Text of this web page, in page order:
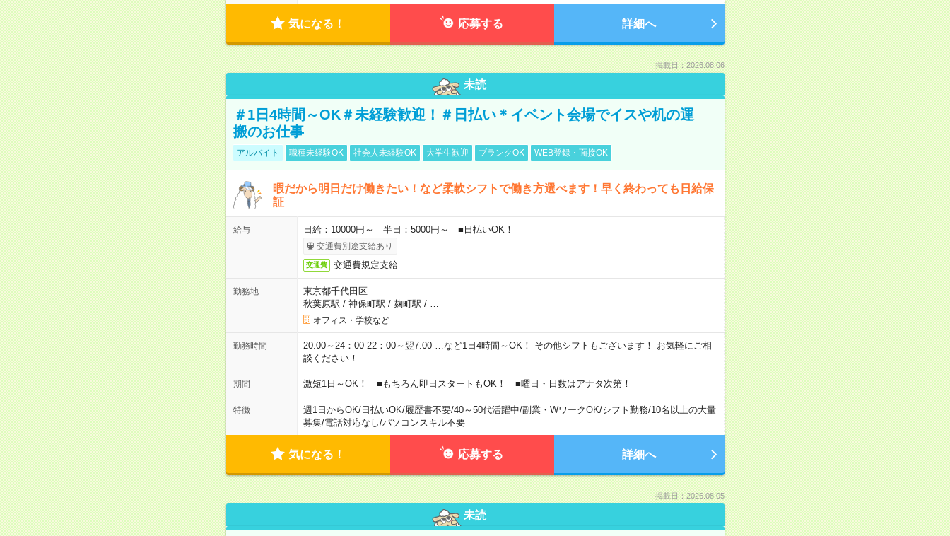
気になる！ 応募する 詳細へ
掲載日：2026.08.06
未読
＃1日4時間～OK＃未経験歓迎！＃日払い＊イベント会場でイスや机の運
搬のお仕事
アルバイト 職種未経験OK 社会人未経験OK 大学生歓迎 ブランクOK WEB登録・面接OK
暇だから明日だけ働きたい！など柔軟シフトで働き方選べます！早く終わっても日給保
証
給与 日給：10000円～ 半日：5000円～ ■日払いOK！
交通費別途支給あり
交通費 交通費規定支給
勤務地
東京都千代田区
秋葉原駅 / 神保町駅 / 麹町駅 /
オフィス・学校など
勤務時間
20:00～24：00 22：00～翌7:00 …など1日4時間～OK！ その他シフトもございます！ お気軽にご相
談ください！
期間 激短1日～OK！ ■もちろん即日スタートもOK！ ■曜日・日数はアナタ次第！
特徴 週1日からOK/日払いOK/履歴書不要/40～50代活躍中/副業・WワークOK/シフト勤務/10名以上の大量
募集/電話対応なし/パソコンスキル不要
気になる！ 応募する 詳細へ
掲載日：2026.08.05
未読